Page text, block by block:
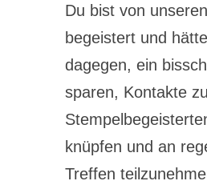
Du bist von
begeistert und
dagegen, ein
sparen, Kontakte
knüpfen und an
Treffen